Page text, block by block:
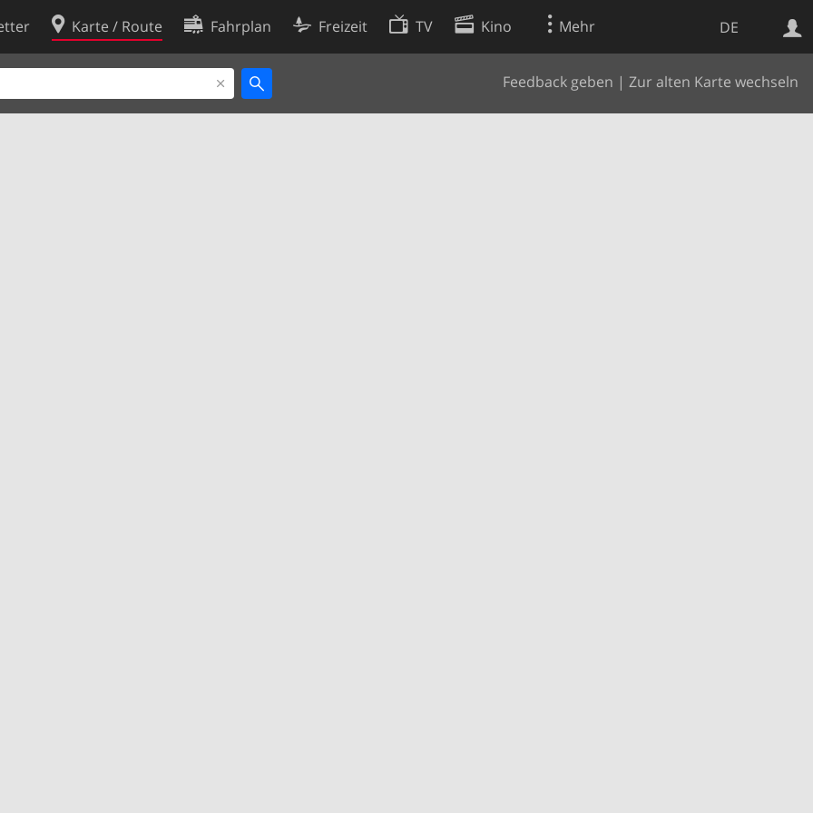
DE
Karte / Route Fahrplan Freizeit TV Kino Mehr
Feedback geben | Zur alten Karte wechseln
Websuche
Cookie-Richtlinie
Cookie-Einstellungen